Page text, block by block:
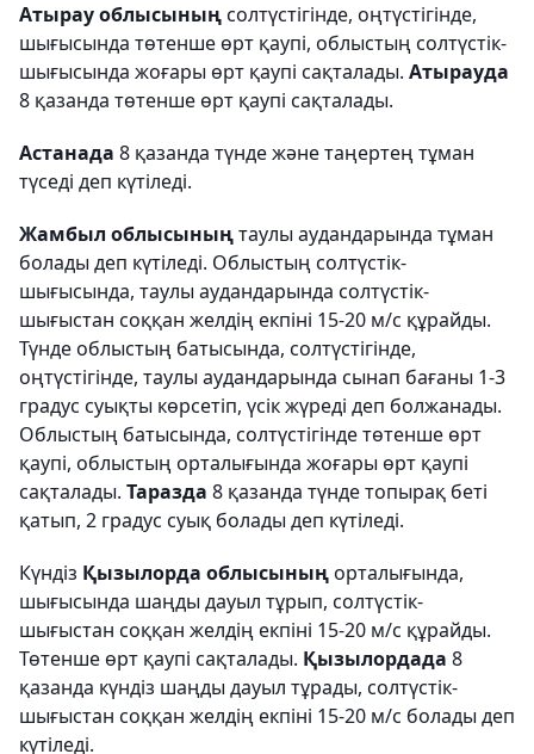
Атырау облысыныңсолтүстігінде, оңтүстігінде,
шығысында төтенше өрт қаупі, облыстың солтүстік-
шығысында жоғары өрт қаупі сақталады. Атырауда
8 қазанда төтенше өрт қаупі сақталады.
Астанада 8 қазанда түнде және таңертең тұман
түседі деп күтіледі.
Жамбыл облысыныңтаулы аудандарында тұман
болады деп күтіледі. Облыстың солтүстік-
шығысында, таулы аудандарында солтүстік-
шығыстан соққан желдің екпіні 15-20 м/с құрайды.
Түнде облыстың батысында, солтүстігінде,
оңтүстігінде, таулы аудандарында сынап бағаны 1-3
градус суықты көрсетіп, үсік жүреді деп болжанады.
Облыстың батысында, солтүстігінде төтенше өрт
қаупі, облыстың орталығында жоғары өрт қаупі
сақталады. Таразда 8 қазанда түнде топырақ беті
қатып, 2 градус суық болады деп күтіледі.
Күндіз Қызылорда облысыныңорталығында,
шығысында шаңды дауыл тұрып, солтүстік-
шығыстан соққан желдің екпіні 15-20 м/с құрайды.
Төтенше өрт қаупі сақталады. Қызылордада 8
қазанда күндіз шаңды дауыл тұрады, солтүстік-
шығыстан соққан желдің екпіні 15-20 м/с болады деп
күтіледі.